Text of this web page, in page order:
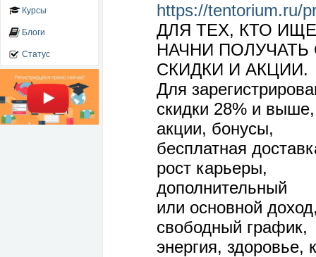
Курсы
Блоги
Статус
https://tentorium.ru/
ДЛЯ ТЕХ, КТО
НАЧНИ
СКИДКИ И АКЦИИ.
Для
скидки 28% и выше,
акции, бонусы,
бесплатная
рост карьеры,
дополнительный
или основной
свободный график,
энергия, здоровье,